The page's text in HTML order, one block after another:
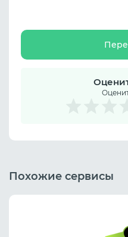
Похожие сервисы